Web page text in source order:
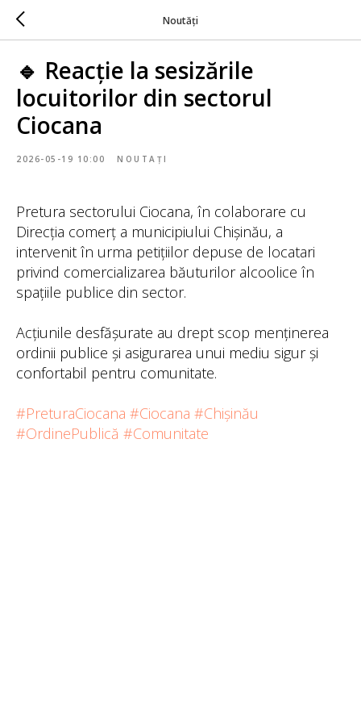
Noutăți
🔹 Reacție la sesizările
locuitorilor din sectorul
Ciocana
2026-05-19 10:00 NOUTAȚI
Pretura sectorului Ciocana, în colaborare cu
Direcția comerț a municipiului Chișinău, a
intervenit în urma petițiilor depuse de locatari
privind comercializarea băuturilor alcoolice în
spațiile publice din sector.
Acțiunile desfășurate au drept scop menținerea
ordinii publice și asigurarea unui mediu sigur și
confortabil pentru comunitate.
#PreturaCiocana #Ciocana #Chișinău
#OrdinePublică #Comunitate